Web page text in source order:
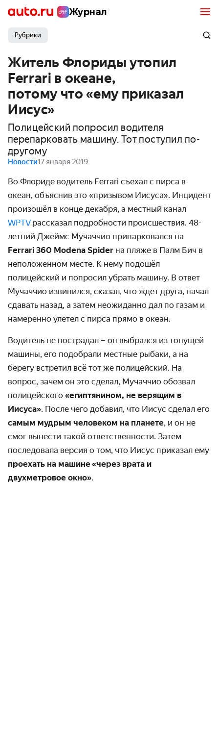
Журнал
Рубрики
Житель Флориды утопил
Ferrari в океане,
потому что «ему приказал
Иисус»
Полицейский попросил водителя
перепарковать машину. Тот поступил по-
другому
Новости17 января 2019
Во Флориде водитель Ferrari съехал с пирса в
океан, объяснив это «призывом Иисуса». Инцидент
произошёл в конце декабря, а местный канал
WPTV рассказал подробности происшествия. 48-
летний Джеймс Мучаччио припарковался на
Ferrari 360 Modena Spider на пляже в Палм Бич в
неположенном месте. К нему подошёл
полицейский и попросил убрать машину. В ответ
Мучаччио извинился, сказал, что ждет друга, начал
сдавать назад, а затем неожиданно дал по газам и
намеренно улетел с пирса прямо в океан.
Водитель не пострадал – он выбрался из тонущей
машины, его подобрали местные рыбаки, а на
берегу встретил всё тот же полицейский. На
вопрос, зачем он это сделал, Мучаччио обозвал
полицейского «египтянином, не верящим в
Иисуса». После чего добавил, что Иисус сделал его
самым мудрым человеком на планете, и он не
смог вынести такой ответственности. Затем
последовала версия о том, что Иисус приказал ему
проехать на машине «через врата и
двухметровое окно».